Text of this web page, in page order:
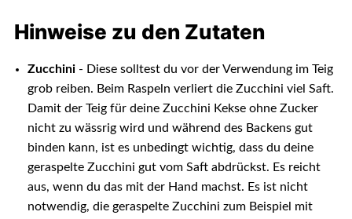
Hinweise zu den Zutaten
Zucchini- Diese solltest du vor der Verwendung im Teig
grob reiben. Beim Raspeln verliert die Zucchini viel Saft.
Damit der Teig für deine Zucchini Kekse ohne Zucker
nicht zu wässrig wird und während des Backens gut
binden kann, ist es unbedingt wichtig, dass du deine
geraspelte Zucchini gut vom Saft abdrückst. Es reicht
aus, wenn du das mit der Hand machst. Es ist nicht
notwendig, die geraspelte Zucchini zum Beispiel mit